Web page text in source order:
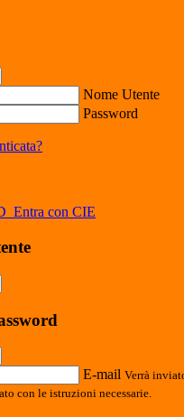
Nome Utente
Password
Entra con CIE
E-mail Verrà
con le istruzioni necessarie.